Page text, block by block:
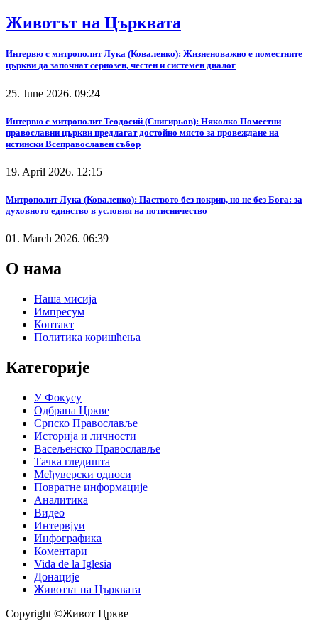
Животът на Църквата
Интервю с митрополит Лука (Коваленко): Жизненоважно е поместните
църкви да започнат сериозен, честен и системен диалог
25. June 2026. 09:24
Интервю с митрополит Теодосий (Снигирьов): Няколко Поместни
православни църкви предлагат достойно място за провеждане на
истински Всеправославен събор
19. April 2026. 12:15
Митрополит Лука (Коваленко): Паството без покрив, но не без Бога: за
духовното единство в условия на потисничество
01. March 2026. 06:39
О нама
Наша мисија
Импресум
Контакт
Политика коришћења
Категорије
У Фокусу
Одбрана Цркве
Српско Православље
Историја и личности
Васељенско Православље
Тачка гледишта
Међуверски односи
Повратне информације
Аналитика
Видео
Интервјуи
Инфографика
Коментари
Vida de la Iglesia
Донације
Животът на Църквата
Copyright ©Живот Цркве